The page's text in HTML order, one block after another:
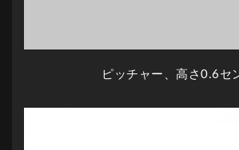
ピッチャー、高さ0.6セ